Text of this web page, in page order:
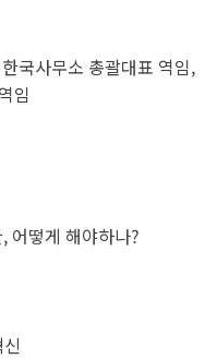
국사무소 총괄대표 역임,
임
어떻게 해야하나?